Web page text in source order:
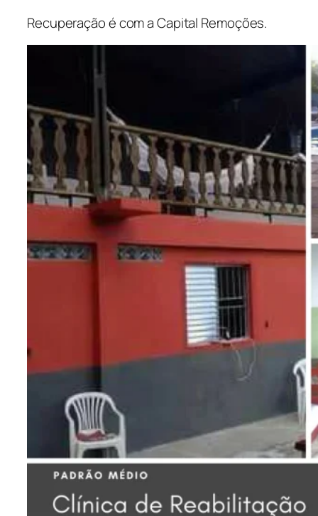
Recuperação é com a Capital Remoções.